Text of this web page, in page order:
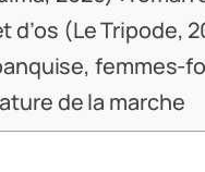
(Le Tripode,
femmes-
de la marche